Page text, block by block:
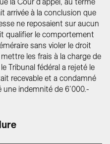
la Cour d’appel, au terme
arrivée à la conclusion que
ne reposaient sur aucun
qualifier le comportement
sans violer le droit
les frais à la charge de
Tribunal fédéral a rejeté le
recevable et a condamné
une indemnité de 6’000.-